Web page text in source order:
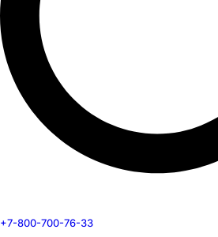
+7-800-700-76-33